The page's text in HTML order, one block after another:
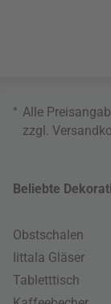
* Alle
zzgl.
Beliebte
Obstschalen
Iittala Gläser
Tabletttisch